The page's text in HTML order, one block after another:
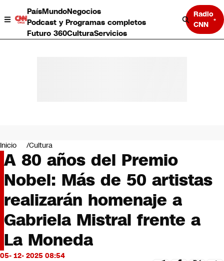
PaísMundoNegocios
Podcast y Programas completos
Futuro 360CulturaServicios
Radio
CNN
Negocios
Deportes
Programas completos
Cultura
Servicios
Bits
CNN tiempo
Futuro 360
Opinión
Inicio Cultura
A 80 años del Premio
Nobel: Más de 50 artistas
realizarán homenaje a
Gabriela Mistral frente a
La Moneda
05- 12- 2025 08:54